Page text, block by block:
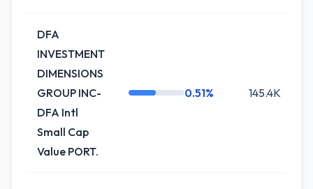
DFA
INVESTMENT
DIMENSIONS
GROUP INC-
DFA Intl
Small Cap
Value PORT.
0.51% 145.4K